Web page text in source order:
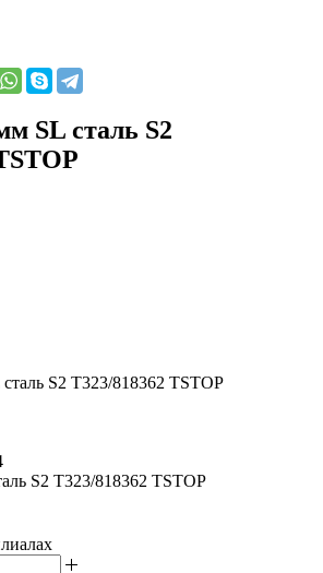
SL сталь S2
S2 Т323/818362 TSTOP
S2 Т323/818362 TSTOP